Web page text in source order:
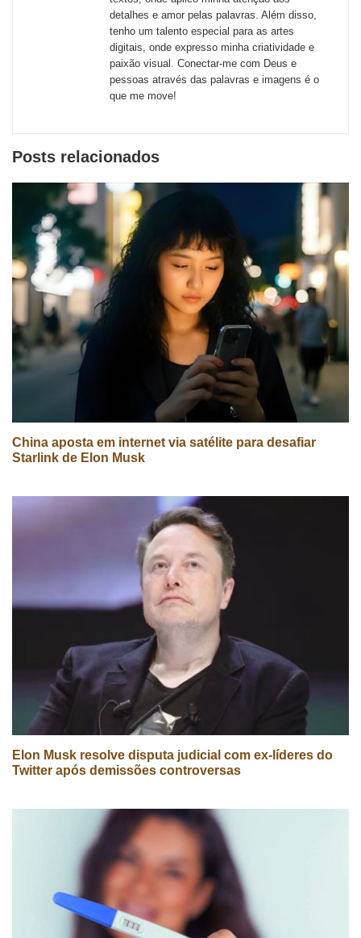
detalhes e amor pelas palavras. Além disso,
tenho um talento especial para as artes
digitais, onde expresso minha criatividade e
paixão visual. Conectar-me com Deus e
pessoas através das palavras e imagens é o
que me move!
Posts relacionados
China aposta em internet via satélite para desafiar
Starlink de Elon Musk
Elon Musk resolve disputa judicial com ex-líderes do
Twitter após demissões controversas